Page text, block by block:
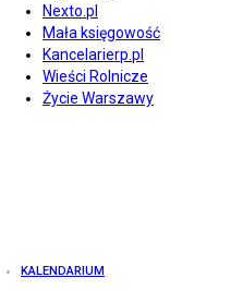
Nexto.pl
Mała księgowość
Kancelarierp.pl
Wieści Rolnicze
Życie Warszawy
KALENDARIUM